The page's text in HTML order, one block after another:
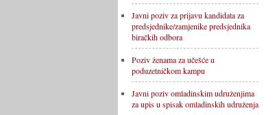
Javni poziv za prijavu kandidata za
predsjednike/zamjenike predsjednika
biračkih odbora
Poziv ženama za učešće u
poduzetničkom kampu
Javni poziv omladinskim udruženjima
za upis u spisak omladinskih udruženja